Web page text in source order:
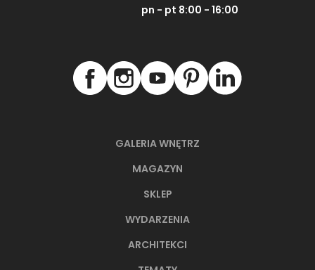
GALERIA WNĘTRZ
MAGAZYN
SKLEP
WYDARZENIA
ARCHITEKCI
pn - pt 8:00 - 16:00